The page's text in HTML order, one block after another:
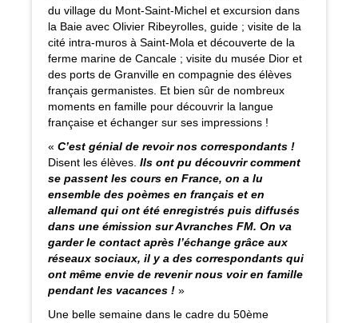
du village du Mont-Saint-Michel et excursion dans
la Baie avec Olivier Ribeyrolles, guide ; visite de la
cité intra-muros à Saint-Mola et découverte de la
ferme marine de Cancale ; visite du musée Dior et
des ports de Granville en compagnie des élèves
français germanistes. Et bien sûr de nombreux
moments en famille pour découvrir la langue
française et échanger sur ses impressions !
« C’est génial de revoir nos correspondants !
Disent les élèves. Ils ont pu découvrir comment
se passent les cours en France, on a lu
ensemble des poèmes en français et en
allemand qui ont été enregistrés puis diffusés
dans une émission sur Avranches FM. On va
garder le contact après l’échange grâce aux
réseaux sociaux, il y a des correspondants qui
ont même envie de revenir nous voir en famille
pendant les vacances ! »
Une belle semaine dans le cadre du 50ème